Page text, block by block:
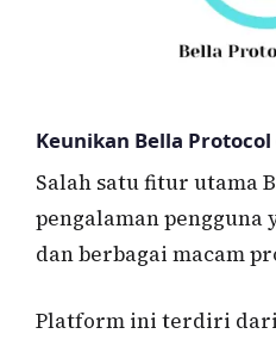
Keunikan Bella Protocol
Salah satu fitur utama
pengalaman pengguna
dan berbagai macam
Platform ini terdiri